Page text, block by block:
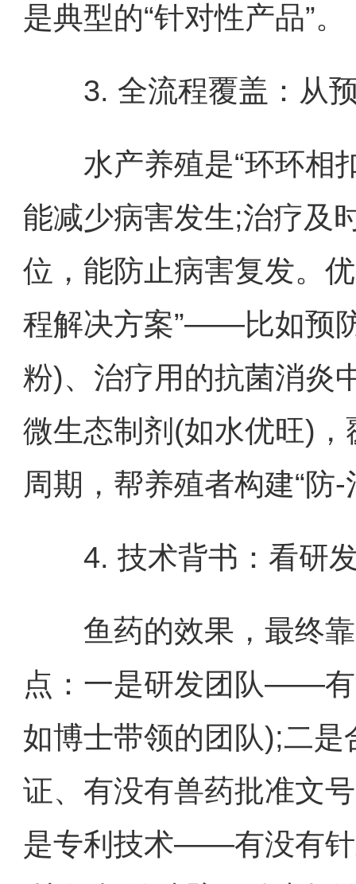
是典型的“针对性产品”。
3. 全流程覆盖：从预
水产养殖是“环环相扣
能减少病害发生;治疗及
位，能防止病害复发。
程解决方案”——比如预
粉)、治疗用的抗菌消炎
微生态制剂(如水优旺)，
周期，帮养殖者构建“防
4. 技术背书：看研发
鱼药的效果，最终靠“
点：一是研发团队——
如博士带领的团队);二
证、有没有兽药批准文
是专利技术——有没有针